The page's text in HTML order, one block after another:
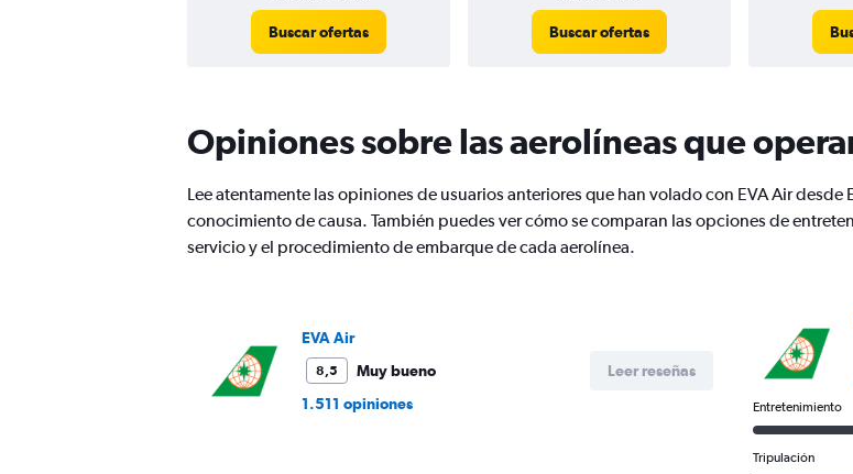
Buscar ofertas Buscar ofertas
Opiniones sobre las aerolíneas que
Lee atentamente las opiniones de usuarios anteriores que han volado con EVA Air
conocimiento de causa. También puedes ver cómo se comparan las opciones de
servicio y el procedimiento de embarque de cada aerolínea.
EVA Air
8,5
Muy bueno
1.511 opiniones
Leer reseñas
Entretenimiento
Tripulación